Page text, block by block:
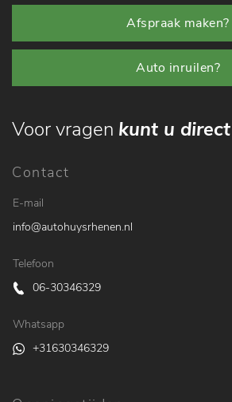
Afspraak maken?
Auto inruilen?
Voor vragen kunt u
Contact
E-mail
info@autohuysrhenen.nl
Telefoon
06-30346329
Whatsapp
+31630346329